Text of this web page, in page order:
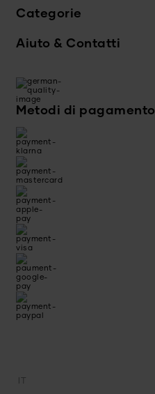
Categorie
Aiuto & Contatti
Metodi di pagamento